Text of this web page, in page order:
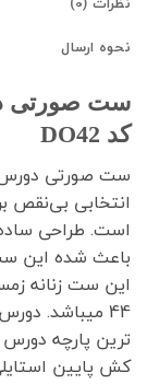
دورس
بی‌نقص برای
ساده اما
شده این ست یکی
میباشد. دورس نخ
پارچه دورس داخل
استایلی